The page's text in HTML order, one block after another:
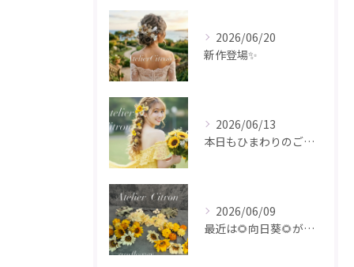
2026/06/20
新作登場✨️
2026/06/13
本日もひまわりのご注文ありがとうございます✨️
2026/06/09
最近は🌻向日葵🌻が人気です！在庫が少なくなってきました！お問...